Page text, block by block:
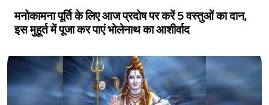
मनोकामना पूर्ति के लिए आज प्रदोष पर करें 5 वस्तुओं का दान,
इस मुहूर्त में पूजा कर पाएं भोलेनाथ का आशीर्वाद